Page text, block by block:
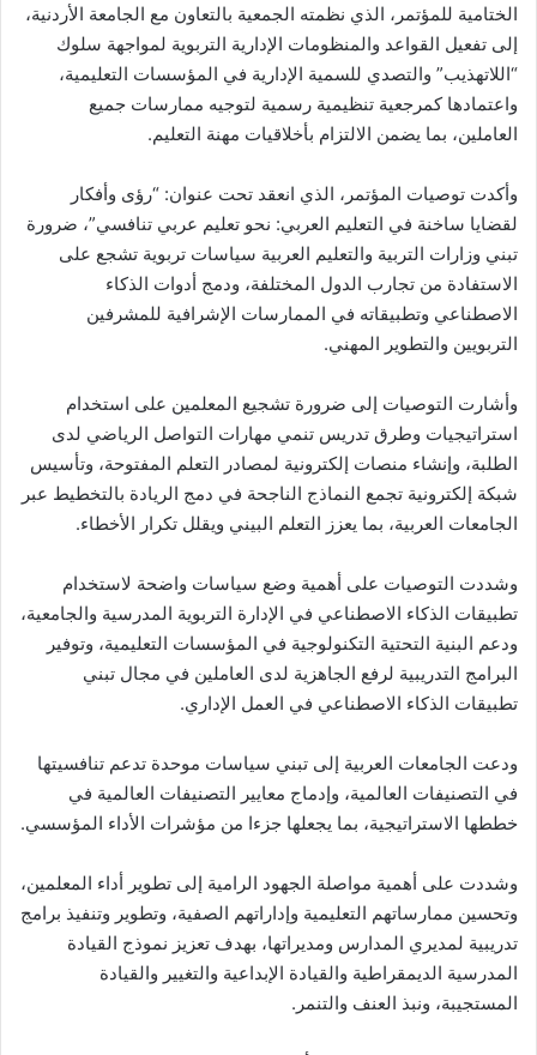
الختامية للمؤتمر، الذي نظمته الجمعية بالتعاون مع الجامعة الأردنية،
إلى تفعيل القواعد والمنظومات الإدارية التربوية لمواجهة سلوك
“اللاتهذيب” والتصدي للسمية الإدارية في المؤسسات التعليمية،
واعتمادها كمرجعية تنظيمية رسمية لتوجيه ممارسات جميع
العاملين، بما يضمن الالتزام بأخلاقيات مهنة التعليم.
وأكدت توصيات المؤتمر، الذي انعقد تحت عنوان: “رؤى وأفكار
لقضايا ساخنة في التعليم العربي: نحو تعليم عربي تنافسي”، ضرورة
تبني وزارات التربية والتعليم العربية سياسات تربوية تشجع على
الاستفادة من تجارب الدول المختلفة، ودمج أدوات الذكاء
الاصطناعي وتطبيقاته في الممارسات الإشرافية للمشرفين
التربويين والتطوير المهني.
وأشارت التوصيات إلى ضرورة تشجيع المعلمين على استخدام
استراتيجيات وطرق تدريس تنمي مهارات التواصل الرياضي لدى
الطلبة، وإنشاء منصات إلكترونية لمصادر التعلم المفتوحة، وتأسيس
شبكة إلكترونية تجمع النماذج الناجحة في دمج الريادة بالتخطيط عبر
الجامعات العربية، بما يعزز التعلم البيني ويقلل تكرار الأخطاء.
وشددت التوصيات على أهمية وضع سياسات واضحة لاستخدام
تطبيقات الذكاء الاصطناعي في الإدارة التربوية المدرسية والجامعية،
ودعم البنية التحتية التكنولوجية في المؤسسات التعليمية، وتوفير
البرامج التدريبية لرفع الجاهزية لدى العاملين في مجال تبني
تطبيقات الذكاء الاصطناعي في العمل الإداري.
ودعت الجامعات العربية إلى تبني سياسات موحدة تدعم تنافسيتها
في التصنيفات العالمية، وإدماج معايير التصنيفات العالمية في
خططها الاستراتيجية، بما يجعلها جزءا من مؤشرات الأداء المؤسسي.
وشددت على أهمية مواصلة الجهود الرامية إلى تطوير أداء المعلمين،
وتحسين ممارساتهم التعليمية وإداراتهم الصفية، وتطوير وتنفيذ برامج
تدريبية لمديري المدارس ومديراتها، بهدف تعزيز نموذج القيادة
المدرسية الديمقراطية والقيادة الإبداعية والتغيير والقيادة
المستجيبة، ونبذ العنف والتنمر.